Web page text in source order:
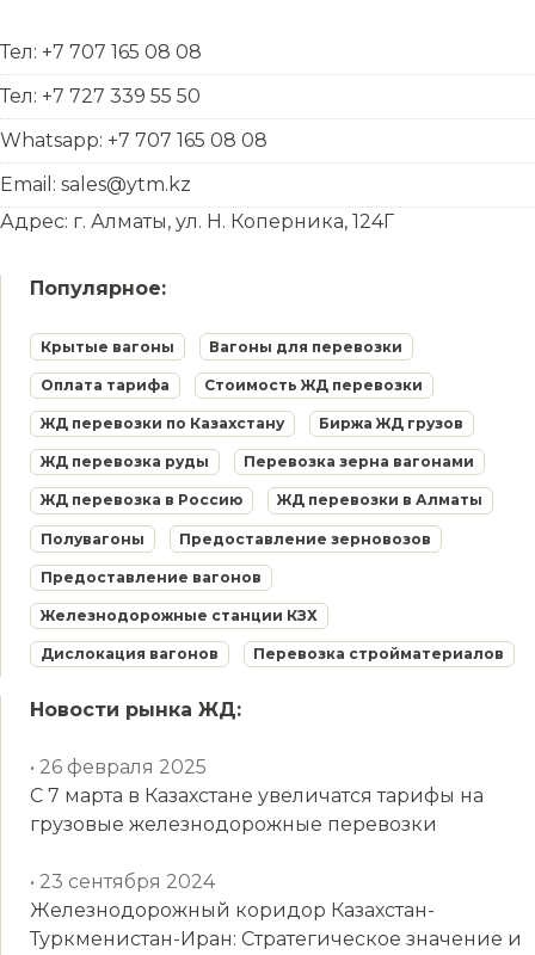
Тел: +7 707 165 08 08
Тел: +7 727 339 55 50
Whatsapp: +7 707 165 08 08
Email: sales@ytm.kz
Адрес: г. Алматы, ул. Н. Коперника, 124Г
Популярное:
Крытые вагоны Вагоны для перевозки
Оплата тарифа Стоимость ЖД перевозки
ЖД перевозки по Казахстану Биржа ЖД грузов
ЖД перевозка руды Перевозка зерна вагонами
ЖД перевозка в Россию ЖД перевозки в Алматы
Полувагоны Предоставление зерновозов
Предоставление вагонов
Железнодорожные станции КЗХ
Дислокация вагонов Перевозка стройматериалов
Новости рынка ЖД:
• 26 февраля 2025
С 7 марта в Казахстане увеличатся тарифы на
грузовые железнодорожные перевозки
• 23 сентября 2024
Железнодорожный коридор Казахстан-
Туркменистан-Иран: Стратегическое значение и